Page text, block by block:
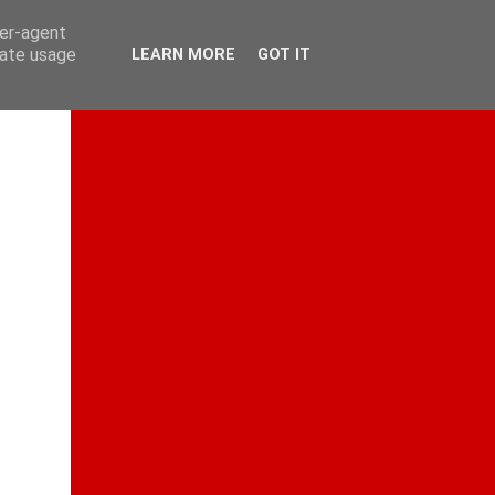
agent
usage
LEARN MORE GOT IT